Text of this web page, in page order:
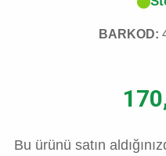
BARKOD:
Bu ürünü satın